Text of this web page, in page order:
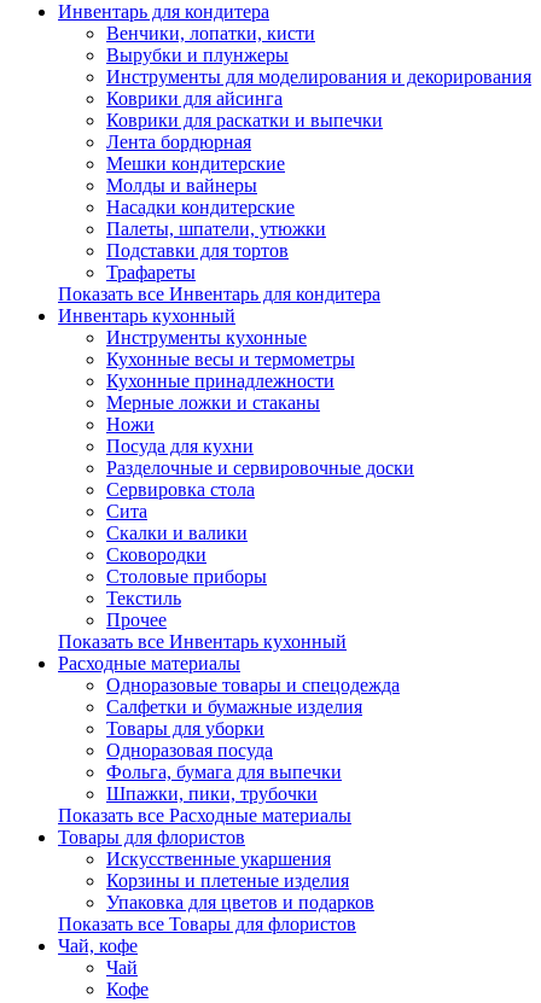
Инвентарь для кондитера
Венчики, лопатки, кисти
Вырубки и плунжеры
Инструменты для моделирования и декорирования
Коврики для айсинга
Коврики для раскатки и выпечки
Лента бордюрная
Мешки кондитерские
Молды и вайнеры
Насадки кондитерские
Палеты, шпатели, утюжки
Подставки для тортов
Трафареты
Показать все Инвентарь для кондитера
Инвентарь кухонный
Инструменты кухонные
Кухонные весы и термометры
Кухонные принадлежности
Мерные ложки и стаканы
Ножи
Посуда для кухни
Разделочные и сервировочные доски
Сервировка стола
Сита
Скалки и валики
Сковородки
Столовые приборы
Текстиль
Прочее
Показать все Инвентарь кухонный
Расходные материалы
Одноразовые товары и спецодежда
Салфетки и бумажные изделия
Товары для уборки
Одноразовая посуда
Фольга, бумага для выпечки
Шпажки, пики, трубочки
Показать все Расходные материалы
Товары для флористов
Искусственные укаршения
Корзины и плетеные изделия
Упаковка для цветов и подарков
Показать все Товары для флористов
Чай, кофе
Чай
Кофе